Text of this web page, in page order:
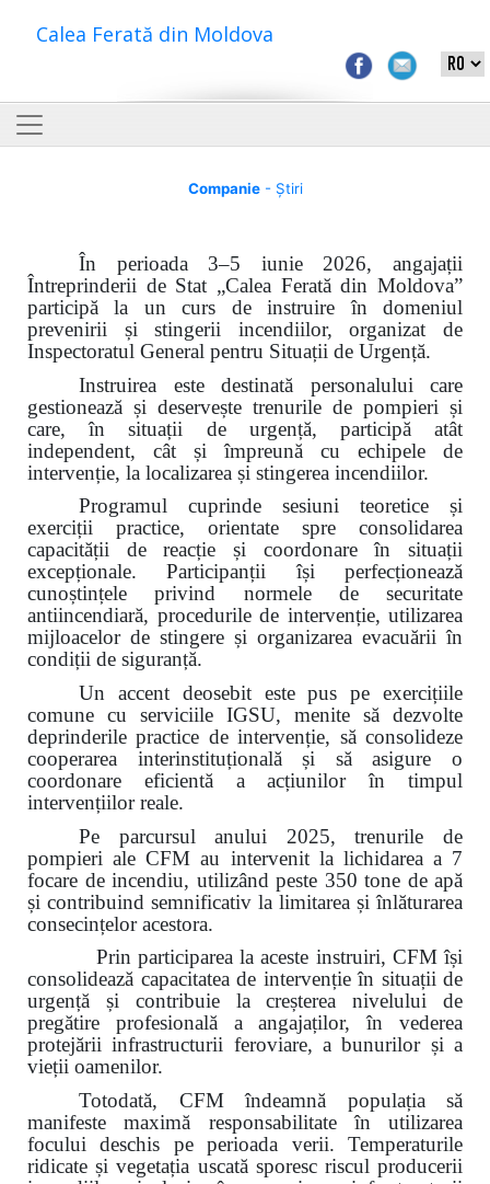
Calea Ferată din Moldova
Companie- Știri
În perioada 3–5 iunie 2026, angajații
Întreprinderii de Stat „Calea Ferată din Moldova”
participă la un curs de instruire în domeniul
prevenirii și stingerii incendiilor, organizat de
Inspectoratul General pentru Situații de Urgență.
Instruirea este destinată personalului care
gestionează și deservește trenurile de pompieri și
care, în situații de urgență, participă atât
independent, cât și împreună cu echipele de
intervenție, la localizarea și stingerea incendiilor.
Programul cuprinde sesiuni teoretice și
exerciții practice, orientate spre consolidarea
capacității de reacție și coordonare în situații
excepționale. Participanții își perfecționează
cunoștințele privind normele de securitate
antiincendiară, procedurile de intervenție, utilizarea
mijloacelor de stingere și organizarea evacuării în
condiții de siguranță.
Un accent deosebit este pus pe exercițiile
comune cu serviciile IGSU, menite să dezvolte
deprinderile practice de intervenție, să consolideze
cooperarea interinstituțională și să asigure o
coordonare eficientă a acțiunilor în timpul
intervențiilor reale.
Pe parcursul anului 2025, trenurile de
pompieri ale CFM au intervenit la lichidarea a 7
focare de incendiu, utilizând peste 350 tone de apă
și contribuind semnificativ la limitarea și înlăturarea
consecințelor acestora.
Prin participarea la aceste instruiri, CFM își
consolidează capacitatea de intervenție în situații de
urgență și contribuie la creșterea nivelului de
pregătire profesională a angajaților, în vederea
protejării infrastructurii feroviare, a bunurilor și a
vieții oamenilor.
Totodată, CFM îndeamnă populația să
manifeste maximă responsabilitate în utilizarea
focului deschis pe perioada verii. Temperaturile
ridicate și vegetația uscată sporesc riscul producerii